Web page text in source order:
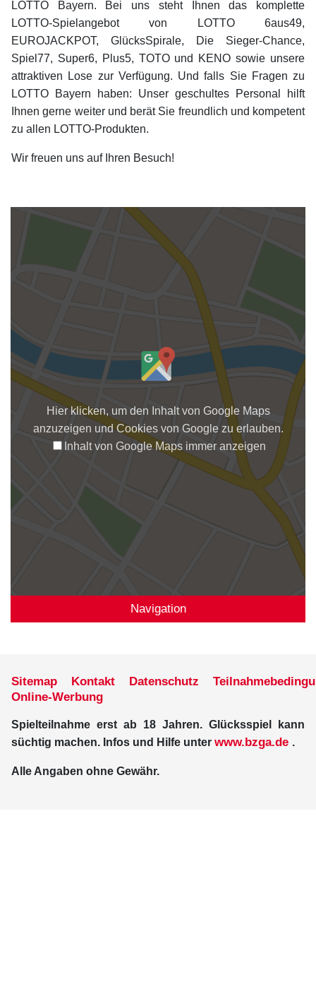
LOTTO Bayern. Bei uns steht Ihnen das komplette
LOTTO-Spielangebot von LOTTO 6aus49,
EUROJACKPOT, GlücksSpirale, Die Sieger-Chance,
Spiel77, Super6, Plus5, TOTO und KENO sowie unsere
attraktiven Lose zur Verfügung. Und falls Sie Fragen zu
LOTTO Bayern haben: Unser geschultes Personal hilft
Ihnen gerne weiter und berät Sie freundlich und kompetent
zu allen LOTTO-Produkten.
Wir freuen uns auf Ihren Besuch!
Hier klicken, um den Inhalt von Google Maps
anzuzeigen und Cookies von Google zu erlauben.
Inhalt von Google Maps immer anzeigen
Navigation
Sitemap Kontakt Datenschutz
Online-Werbung
Spielteilnahme erst ab 18 Jahren. Glücksspiel kann
süchtig machen. Infos und Hilfe unter www.bzga.de .
Alle Angaben ohne Gewähr.